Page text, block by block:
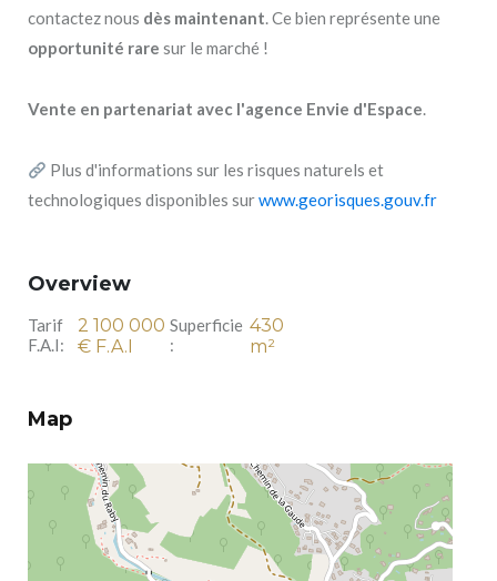
contactez nous dès maintenant. Ce bien représente une
opportunité rare sur le marché !
Vente en partenariat avec l'agence Envie d'Espace.
Plus d'informations sur les risques naturels et
technologiques disponibles surwww.georisques.gouv.fr
Overview
Tarif
F.A.I:
2 100 000
€ F.A.I
Superficie
:
430
m²
Map